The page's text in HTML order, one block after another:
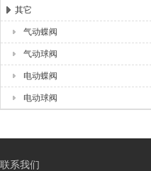
其它
气动蝶阀
气动球阀
电动蝶阀
电动球阀
联系我们